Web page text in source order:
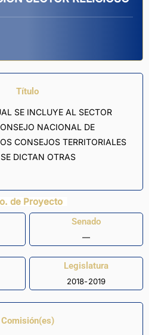
Título
SE INCLUYE AL SECTOR
NACIONAL DE
CONSEJOS TERRITORIALES
DICTAN OTRAS
de Proyecto
Senado
—
Legislatura
2018-2019
Comisión(es)